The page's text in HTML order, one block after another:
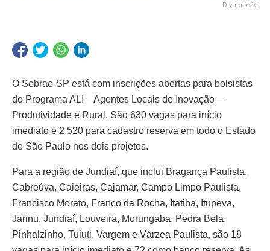
Divulgação
O Sebrae-SP está com inscrições abertas para bolsistas
do Programa ALI – Agentes Locais de Inovação –
Produtividade e Rural. São 630 vagas para início
imediato e 2.520 para cadastro reserva em todo o Estado
de São Paulo nos dois projetos.
Para a região de Jundiaí, que inclui Bragança Paulista,
Cabreúva, Caieiras, Cajamar, Campo Limpo Paulista,
Francisco Morato, Franco da Rocha, Itatiba, Itupeva,
Jarinu, Jundiaí, Louveira, Morungaba, Pedra Bela,
Pinhalzinho, Tuiuti, Vargem e Várzea Paulista, são 18